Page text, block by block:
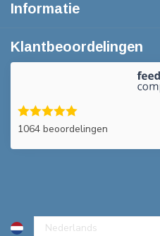
Informatie
Klantbeoordelingen
1064 beoordelingen